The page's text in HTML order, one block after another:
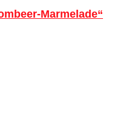
Marmelade“